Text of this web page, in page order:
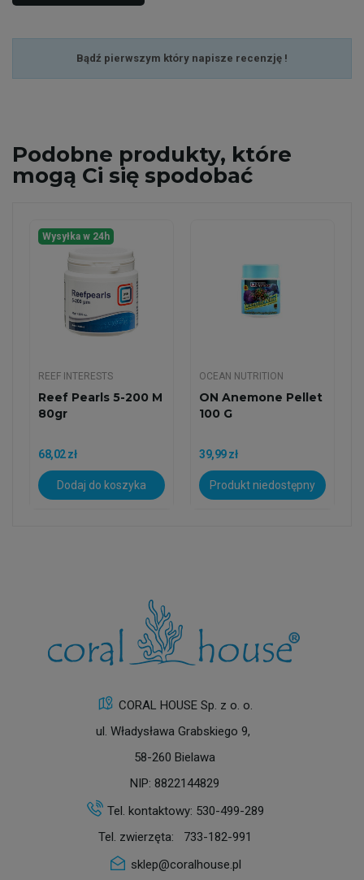
Bądź pierwszym który napisze recenzję !
Podobne produkty, które
mogą Ci się spodobać
Wysyłka w 24h
REEF INTERESTS
Reef Pearls 5-200 M
80gr
68,02 zł
Dodaj do koszyka
OCEAN NUTRITION
ON Anemone Pellet
100 G
39,99 zł
Produkt niedostępny
CORAL HOUSE Sp. z o. o.
ul. Władysława Grabskiego 9,
58-260 Bielawa
NIP: 8822144829
Tel. kontaktowy: 530-499-289
Tel. zwierzęta: 733-182-991
sklep@coralhouse.pl